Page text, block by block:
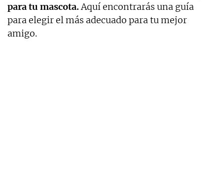
para tu mascota.Aquí encontrarás una guía
para elegir el más adecuado para tu mejor
amigo.